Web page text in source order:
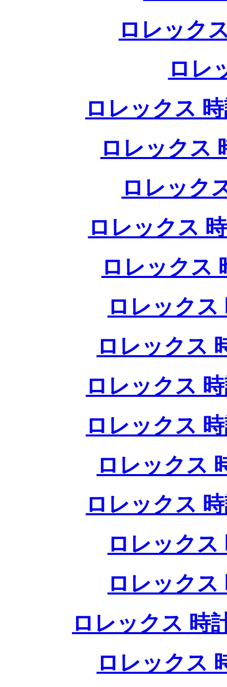
ロレック
ロレ
ロレックス
ロレックス
ロレック
ロレックス
ロレックス
ロレックス
ロレックス
ロレックス
ロレックス
ロレックス
ロレックス
ロレックス
ロレックス
ロレックス 時
ロレックス